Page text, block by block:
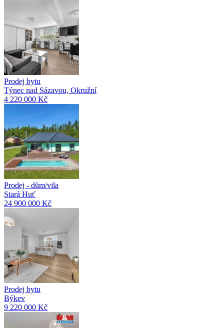
Prodej bytu
Týnec nad Sázavou, Okružní
4 220 000 Kč
Prodej - dům/vila
Stará Huť
24 900 000 Kč
Prodej bytu
Býkev
9 220 000 Kč